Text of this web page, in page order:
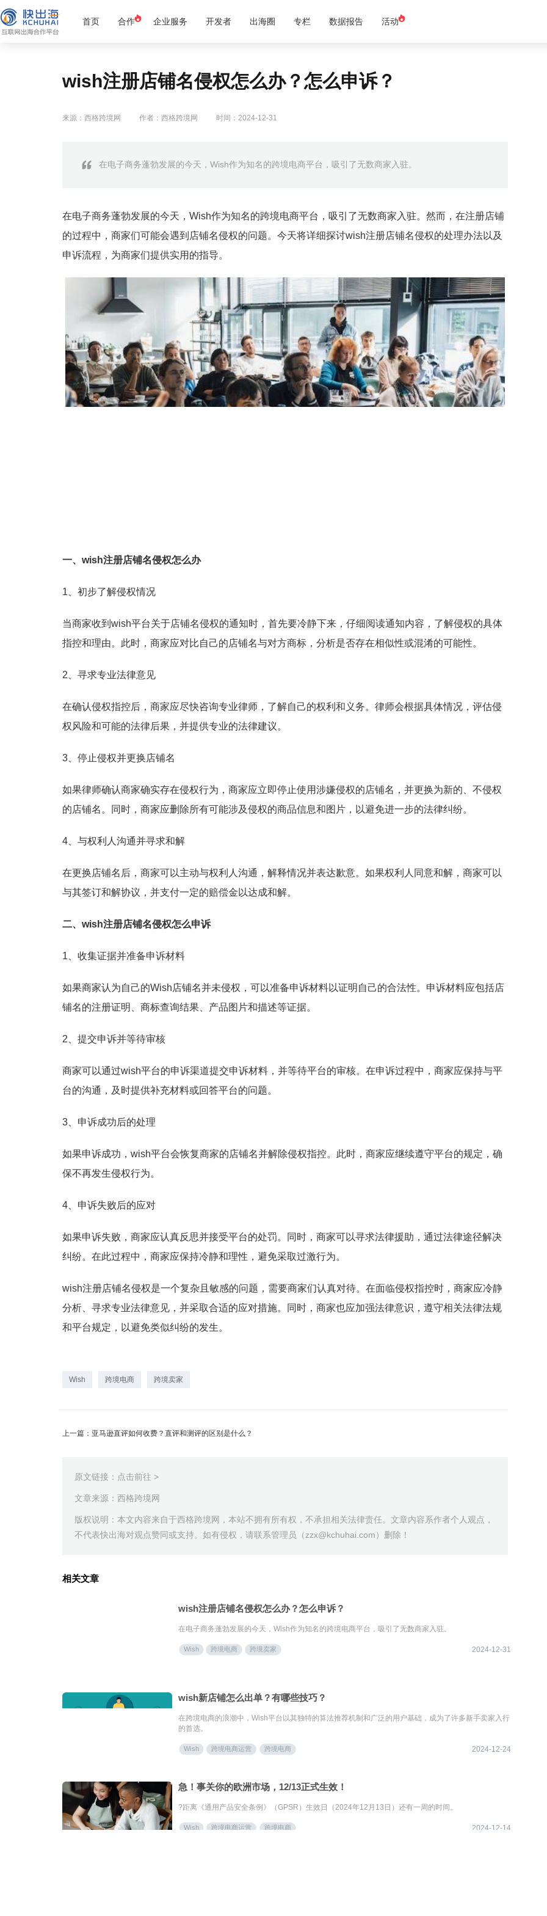
首页 合作 企业服务 开发者 出海圈 专栏 数据报告 活动
wish注册店铺名侵权怎么办？怎么申诉？
来源：西格跨境网 作者：西格跨境网 时间：2024-12-31
在电子商务蓬勃发展的今天，Wish作为知名的跨境电商平台，吸引了无数商家入驻。
在电子商务蓬勃发展的今天，Wish作为知名的跨境电商平台，吸引了无数商家入驻。然而，在注册店铺
的过程中，商家们可能会遇到店铺名侵权的问题。今天将详细探讨wish注册店铺名侵权的处理办法以及
申诉流程，为商家们提供实用的指导。
一、wish注册店铺名侵权怎么办
1、初步了解侵权情况
当商家收到wish平台关于店铺名侵权的通知时，首先要冷静下来，仔细阅读通知内容，了解侵权的具体
指控和理由。此时，商家应对比自己的店铺名与对方商标，分析是否存在相似性或混淆的可能性。
2、寻求专业法律意见
在确认侵权指控后，商家应尽快咨询专业律师，了解自己的权利和义务。律师会根据具体情况，评估侵
权风险和可能的法律后果，并提供专业的法律建议。
3、停止侵权并更换店铺名
如果律师确认商家确实存在侵权行为，商家应立即停止使用涉嫌侵权的店铺名，并更换为新的、不侵权
的店铺名。同时，商家应删除所有可能涉及侵权的商品信息和图片，以避免进一步的法律纠纷。
4、与权利人沟通并寻求和解
在更换店铺名后，商家可以主动与权利人沟通，解释情况并表达歉意。如果权利人同意和解，商家可以
与其签订和解协议，并支付一定的赔偿金以达成和解。
二、wish注册店铺名侵权怎么申诉
1、收集证据并准备申诉材料
如果商家认为自己的Wish店铺名并未侵权，可以准备申诉材料以证明自己的合法性。申诉材料应包括店
铺名的注册证明、商标查询结果、产品图片和描述等证据。
2、提交申诉并等待审核
商家可以通过wish平台的申诉渠道提交申诉材料，并等待平台的审核。在申诉过程中，商家应保持与平
台的沟通，及时提供补充材料或回答平台的问题。
3、申诉成功后的处理
如果申诉成功，wish平台会恢复商家的店铺名并解除侵权指控。此时，商家应继续遵守平台的规定，确
保不再发生侵权行为。
4、申诉失败后的应对
如果申诉失败，商家应认真反思并接受平台的处罚。同时，商家可以寻求法律援助，通过法律途径解决
纠纷。在此过程中，商家应保持冷静和理性，避免采取过激行为。
wish注册店铺名侵权是一个复杂且敏感的问题，需要商家们认真对待。在面临侵权指控时，商家应冷静
分析、寻求专业法律意见，并采取合适的应对措施。同时，商家也应加强法律意识，遵守相关法律法规
和平台规定，以避免类似纠纷的发生。
Wish 跨境电商 跨境卖家
上一篇：亚马逊直评如何收费？直评和测评的区别是什么？
原文链接： 点击前往 >
文章来源：西格跨境网
版权说明：本文内容来自于西格跨境网，本站不拥有所有权，不承担相关法律责任。文章内容系作者个人观点，
不代表快出海对观点赞同或支持。如有侵权，请联系管理员（zzx@kchuhai.com）删除！
相关文章
wish注册店铺名侵权怎么办？怎么申诉？
在电子商务蓬勃发展的今天，Wish作为知名的跨境电商平台，吸引了无数商家入驻。
Wish 跨境电商 跨境卖家 2024-12-31
wish新店铺怎么出单？有哪些技巧？
在跨境电商的浪潮中，Wish平台以其独特的算法推荐机制和广泛的用户基础，成为了许多新手卖家入行
的首选。
Wish 跨境电商运营 跨境电商 2024-12-24
急！事关你的欧洲市场，12/13正式生效！
?距离《通用产品安全条例》（GPSR）生效日（2024年12月13日）还有一周的时间。
Wish 跨境电商运营 跨境电商 2024-12-14